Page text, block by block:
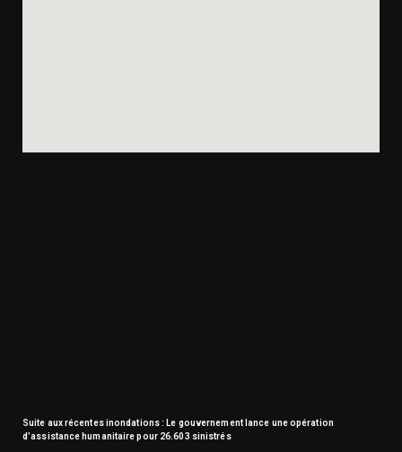
Suite aux récentes inondations : Le gouvernement lance une opération
d’assistance humanitaire pour 26.603 sinistrés